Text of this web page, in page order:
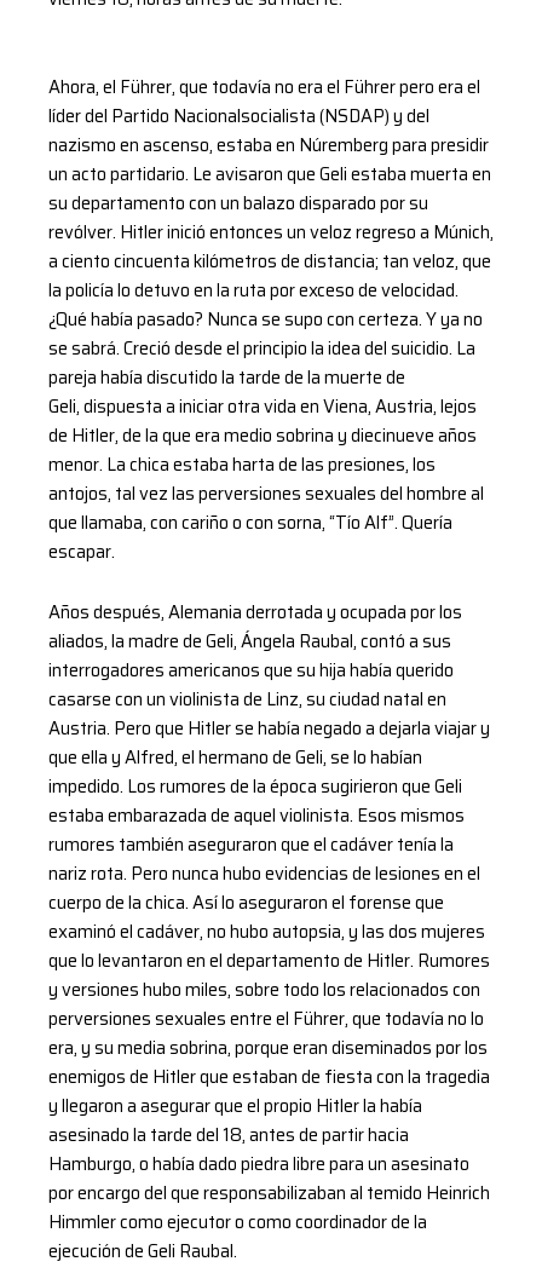
Ahora, el Führer, que todavía no era el Führer pero era el
líder del Partido Nacionalsocialista (NSDAP) y del
nazismo en ascenso, estaba en Núremberg para presidir
un acto partidario. Le avisaron que Geli estaba muerta en
su departamento con un balazo disparado por su
revólver. Hitler inició entonces un veloz regreso a Múnich,
a ciento cincuenta kilómetros de distancia; tan veloz, que
la policía lo detuvo en la ruta por exceso de velocidad.
¿Qué había pasado? Nunca se supo con certeza. Y ya no
se sabrá. Creció desde el principio la idea del suicidio. La
pareja había discutido la tarde de la muerte de
Geli, dispuesta a iniciar otra vida en Viena, Austria, lejos
de Hitler, de la que era medio sobrina y diecinueve años
menor. La chica estaba harta de las presiones, los
antojos, tal vez las perversiones sexuales del hombre al
que llamaba, con cariño o con sorna, “Tío Alf”. Quería
escapar.
Años después, Alemania derrotada y ocupada por los
aliados, la madre de Geli, Ángela Raubal, contó a sus
interrogadores americanos que su hija había querido
casarse con un violinista de Linz, su ciudad natal en
Austria. Pero que Hitler se había negado a dejarla viajar y
que ella y Alfred, el hermano de Geli, se lo habían
impedido. Los rumores de la época sugirieron que Geli
estaba embarazada de aquel violinista. Esos mismos
rumores también aseguraron que el cadáver tenía la
nariz rota. Pero nunca hubo evidencias de lesiones en el
cuerpo de la chica. Así lo aseguraron el forense que
examinó el cadáver, no hubo autopsia, y las dos mujeres
que lo levantaron en el departamento de Hitler. Rumores
y versiones hubo miles, sobre todo los relacionados con
perversiones sexuales entre el Führer, que todavía no lo
era, y su media sobrina, porque eran diseminados por los
enemigos de Hitler que estaban de fiesta con la tragedia
y llegaron a asegurar que el propio Hitler la había
asesinado la tarde del 18, antes de partir hacia
Hamburgo, o había dado piedra libre para un asesinato
por encargo del que responsabilizaban al temido Heinrich
Himmler como ejecutor o como coordinador de la
ejecución de Geli Raubal.